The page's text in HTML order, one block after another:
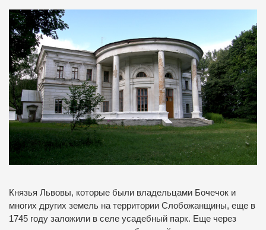
Князья Львовы, которые были владельцами Бочечок и
многих других земель на территории Слобожанщины, еще в
1745 году заложили в селе усадебный парк. Еще через